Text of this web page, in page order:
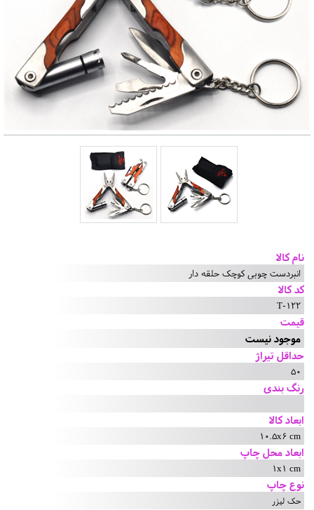
نام کالا
انبردست چوبی کوچک حلقه دار
کد کالا
T-122
قیمت
موجود نیست
حداقل تیراژ
50
رنگ بندی
ابعاد کالا
10.5x6 cm
ابعاد محل چاپ
1x1 cm
نوع چاپ
حک لیزر